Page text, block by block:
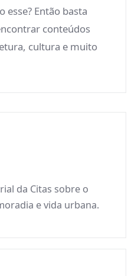
esse? Então basta
conteúdos
cultura e muito
da Citas sobre o
e vida urbana.